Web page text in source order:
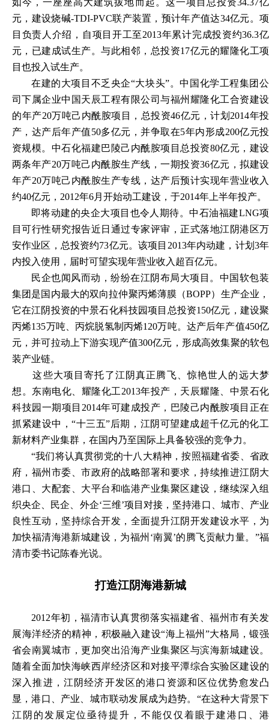
元，建设烧碱-TDI-PVC联产装置，预计年产值达34亿元。项
目负责人介绍，自项目开工至2013年累计完成投资约36.3亿
元，已建成试生产。与此相邻，总投资17亿元的耀隆化工项
目也投入试生产。
在建的大项目不乏央企“大块头”。中国化学工程集团公
司下属企业中国天辰工程有限公司与福州耀隆化工合资建设
的年产20万吨己内酰胺项目，总投资46亿元，计划2014年投
产，达产后年产值50多亿元，并争取在5年内形成200亿元投
资规模。中石化福建巴陵己内酰胺项目总投资80亿元，建设
两条年产20万吨己内酰胺生产线，一期投资36亿元，拟建设
年产20万吨己内酰胺生产专线，达产后预计实现年营业收入
约40亿元，2012年6月开始动工建设，于2014年上半年投产。
即将动建的央企大项目也令人期待。中石油福建LNG项
目可行性研究报告近日通过专家评审，正式落地江阴港区万
安作业区，总投资约73亿元。该项目2013年内动建，计划3年
内投入使用，届时可望实现年营业收入超百亿元。
民企也闻风而动，纷纷在江阴布局大项目。中国软包装
集团是国内最大的双向拉仲聚丙烯薄膜（BOPP）生产企业，
它在江阴投资的中景石化科技园项目总投资150亿元，建设聚
丙烯135万吨、丙烷脱氢制丙烯120万吨。达产后年产值450亿
元，并可拉动上下游实现产值300亿元，形成高效集聚的软包
装产业链。
这些大项目寄托了江阴真正腾飞、惊艳世人的远大梦
想。东南电化、耀隆化工2013年投产，天辰耀隆、中景石化
科技园一期项目2014年可建成投产，巴陵己内酰胺项目正在
抓紧建设中，“十三五”后期，江阴可望建成超千亿元的化工
新材料产业集群，在国内乃至国际上具备较强的竞争力。
“我们将认真贯彻党的十八大精神，按照福建省委、省政
府，福州市委、市政府的战略部署和要求，持续推进江阴大
港口、大配套、大平台和临港产业集聚区建设，继续深入组
织央企、民企、外企‘三维’项目对接，坚持港口、城市、产业
良性互动，坚持综合开发，全面提升江阴开发建设水平，为
加快福清海港新城建设，为福州‘南翼’的腾飞贡献力量。”福
清市委书记陈春光说。
打造江阴海港新城
2012年初，福清市认真贯彻落实福建省、福州市有关发
展海洋经济的精神，积极融入建设“海上福州”大格局，锻强
省会南翼城市，更加突出沿海产业集聚区与滨海新城建设。
随着全面加快海峡西岸经济区和对接平潭综合实验区建设的
深入推进，江阴经济开发区的港口资源和区位优势愈发凸
显，港口、产业、城市联动发展成为趋势。“在这种大背景下
江阴的发展定位亟待提升，不能仅仅着眼于建港口、港